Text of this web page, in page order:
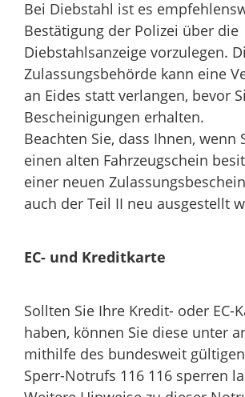
Bei Diebstahl ist es
Bestätigung der Polizei über die
Diebstahlsanzeige vorzulegen.
Zulassungsbehörde kann eine
an Eides statt verlangen, bevor
Bescheinigungen erhalten.
Beachten Sie, dass Ihnen, wenn
einen alten Fahrzeugschein
einer neuen
auch der Teil II neu ausgestellt
EC- und Kreditkarte
Sollten Sie Ihre Kredit- oder EC-
haben, können Sie diese unter
mithilfe des bundesweit
Sperr-Notrufs 116 116 sperren